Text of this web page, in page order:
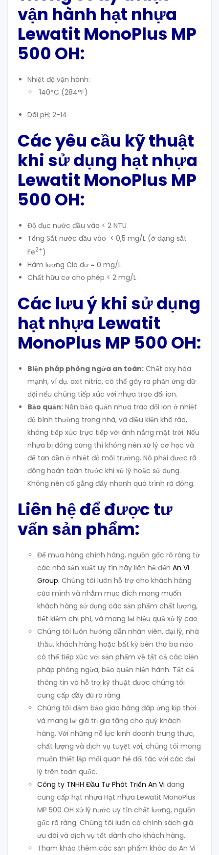
vận hành hạt nhựa
Lewatit MonoPlus MP
500 OH:
Nhiệt độ vận hành:
140°C (284°F)
Dãi pH: 2-14
Các yêu cầu kỹ thuật
khi sử dụng hạt nhựa
Lewatit MonoPlus MP
500 OH:
Độ đục nước đầu vào < 2 NTU
Tổng Sắt nước đầu vào < 0,5 mg/L (ở dạng sắt
Fe2+)
Hàm lượng Clo dư = 0 mg/L
Chất hữu cơ cho phép < 2 mg/L
Các lưu ý khi sử dụng
hạt nhựa Lewatit
MonoPlus MP 500 OH:
Biện pháp phòng ngừa an toàn: Chất oxy hóa
mạnh, ví dụ. axit nitric, có thể gây ra phản ứng dữ
dội nếu chúng tiếp xúc với nhựa trao đổi ion.
Bảo quản: Nên bảo quản nhựa trao đổi ion ở nhiệt
độ bình thường trong nhà, và điều kiện khô ráo,
không tiếp xúc trực tiếp với ánh nắng mặt trời. Nếu
nhựa bị đông cứng thì không nên xử lý cơ học và
để tan dần ở nhiệt độ môi trường. Nó phải được rã
đông hoàn toàn trước khi xử lý hoặc sử dụng.
Không nên cố gắng đẩy nhanh quá trình rã đông.
Liên hệ để được tư
vấn sản phẩm:
Để mua hàng chính hãng, nguồn gốc rõ ràng từ
các nhà sản xuất uy tín hãy liên hệ đến An Vi
Group. Chúng tôi luôn hỗ trợ cho khách hàng
của mình và nhằm mục đích mong muốn
khách hàng sử dụng các sản phẩm chất lượng,
tiết kiệm chi phí, và mang lại hiệu quả xử lý cao
Chúng tôi luôn hướng dẫn nhân viên, đại lý, nhà
thầu, khách hàng hoặc bất kỳ bên thứ ba nào
có thể tiếp xúc với sản phẩm về tất cả các biện
pháp phòng ngừa, bảo quản hiện hành. Tất cả
thông tin và hỗ trợ kỹ thuật được chúng tôi
cung cấp đầy đủ rõ ràng.
Chúng tôi đảm bảo giao hàng đáp ứng kịp thời
và mang lại giá trị gia tăng cho quý khách
hàng. Với những nỗ lực kinh doanh trung thực,
chất lượng và dịch vụ tuyệt vời, chúng tôi mong
muốn thiết lập mối quan hệ đối tác với các đại
lý trên toàn quốc.
Công ty TNHH Đầu Tư Phát Triển An Vi đang
cung cấp hạt nhựa Hạt nhựa Lewatit MonoPlus
MP 500 OH xử lý nước uy tín chất lượng, nguồn
gốc rõ ràng. Chúng tôi luôn có chính sách giá
ưu đãi và dịch vụ tốt dành cho khách hàng.
Tham khảo thêm các sản phẩm khác do An Vi